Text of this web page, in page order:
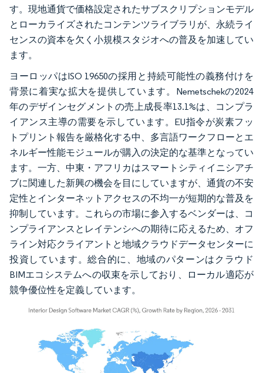
す。現地通貨で価格設定されたサブスクリプションモデル
とローカライズされたコンテンツライブラリが、永続ライ
センスの資本を欠く小規模スタジオへの普及を加速してい
ます。
ヨーロッパはISO 19650の採用と持続可能性の義務付けを
背景に着実な拡大を提供しています。Nemetschekの2024
年のデザインセグメントの売上成長率13.1%は、コンプラ
イアンス主導の需要を示しています。EU指令が炭素フッ
トプリント報告を厳格化する中、多言語ワークフローとエ
ネルギー性能モジュールが購入の決定的な基準となってい
ます。一方、中東・アフリカはスマートシティイニシアチ
ブに関連した新興の機会を目にしていますが、通貨の不安
定性とインターネットアクセスの不均一が短期的な普及を
抑制しています。これらの市場に参入するベンダーは、コ
ンプライアンスとレイテンシへの期待に応えるため、オフ
ライン対応クライアントと地域クラウドデータセンターに
投資しています。総合的に、地域のパターンはクラウド
BIMエコシステムへの収束を示しており、ローカル適応が
競争優位性を定義しています。